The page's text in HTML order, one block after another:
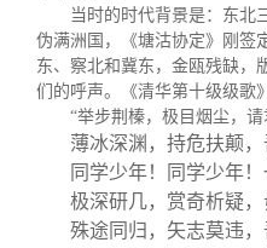
当时的时代背景是：东北
伪满洲国，《塘沽协定》刚签
东、察北和冀东，金瓯残缺，
们的呼声。《清华第十级级歌
“举步荆榛，极目烟尘，请
薄冰深渊，持危扶颠，
同学少年！同学少年！
极深研几，赏奇析疑，
殊途同归，矢志莫违，